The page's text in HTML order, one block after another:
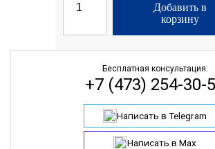
Добавить в
корзину
Бесплатная консультация:
+7 (473) 254-30-
Написать в Telegram
Написать в Max